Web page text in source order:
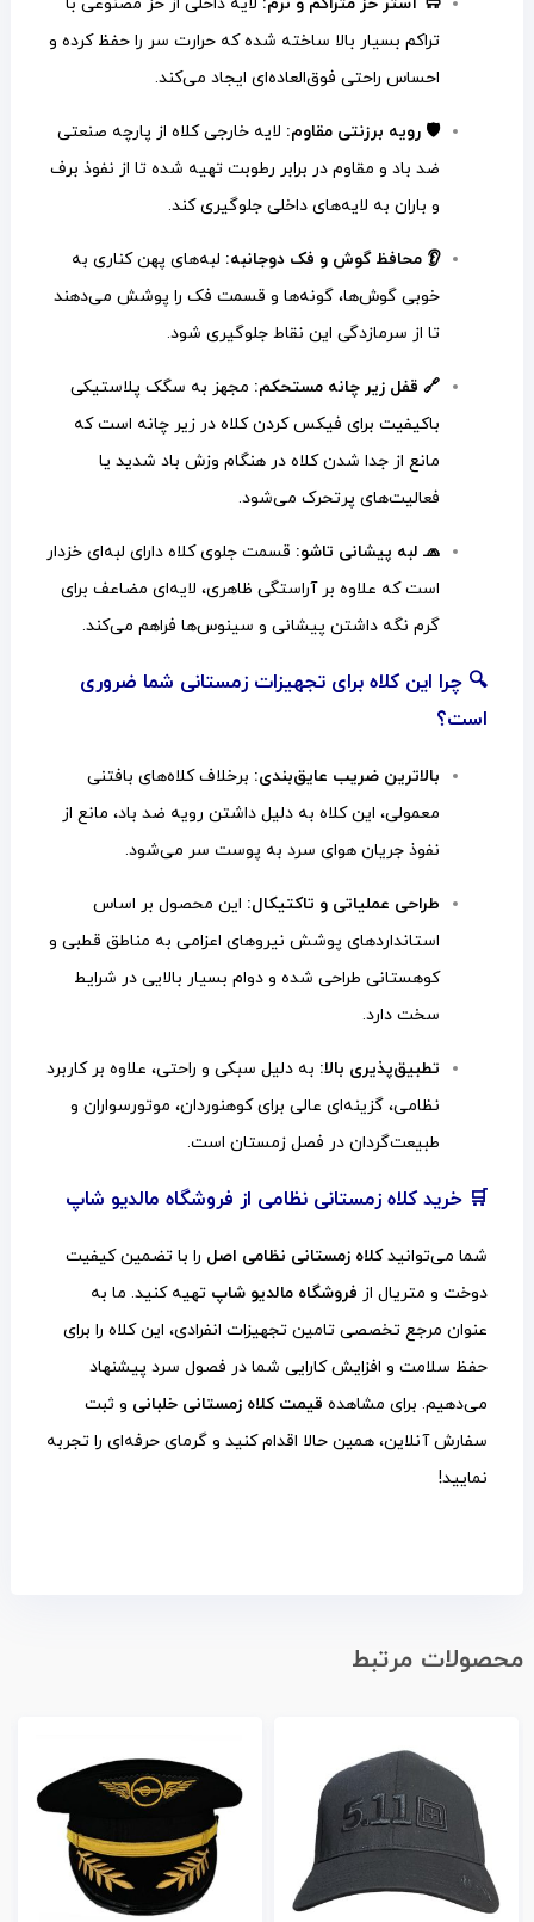
تراکم بسیار بالا ساخته شده که حرارت سر را حفظ کرده و
احساس راحتی فوق‌العاده‌ای ایجاد می‌کند.
🛡️ رویه برزنتی مقاوم: لایه خارجی کلاه از پارچه صنعتی
ضد باد و مقاوم در برابر رطوبت تهیه شده تا از نفوذ برف
و باران به لایه‌های داخلی جلوگیری کند.
👂 محافظ گوش و فک دوجانبه: لبه‌های پهن کناری به
خوبی گوش‌ها، گونه‌ها و قسمت فک را پوشش می‌دهند
تا از سرمازدگی این نقاط جلوگیری شود.
🔗 قفل زیر چانه مستحکم: مجهز به سگک پلاستیکی
باکیفیت برای فیکس کردن کلاه در زیر چانه است که
مانع از جدا شدن کلاه در هنگام وزش باد شدید یا
فعالیت‌های پرتحرک می‌شود.
🧢 لبه پیشانی تاشو: قسمت جلوی کلاه دارای لبه‌ای خزدار
است که علاوه بر آراستگی ظاهری، لایه‌ای مضاعف برای
گرم نگه داشتن پیشانی و سینوس‌ها فراهم می‌کند.
🔍 چرا این کلاه برای تجهیزات زمستانی شما ضروری
است؟
بالاترین ضریب عایق‌بندی: برخلاف کلاه‌های بافتنی
معمولی، این کلاه به دلیل داشتن رویه ضد باد، مانع از
نفوذ جریان هوای سرد به پوست سر می‌شود.
طراحی عملیاتی و تاکتیکال: این محصول بر اساس
استانداردهای پوشش نیروهای اعزامی به مناطق قطبی و
کوهستانی طراحی شده و دوام بسیار بالایی در شرایط
سخت دارد.
تطبیق‌پذیری بالا: به دلیل سبکی و راحتی، علاوه بر کاربرد
نظامی، گزینه‌ای عالی برای کوهنوردان، موتورسواران و
طبیعت‌گردان در فصل زمستان است.
🛒 خرید کلاه زمستانی نظامی از فروشگاه مالدیو شاپ
شما می‌توانیدکلاه زمستانی نظامی اصل را با تضمین کیفیت
دوخت و متریال از فروشگاه مالدیو شاپ تهیه کنید. ما به
عنوان مرجع تخصصی تامین تجهیزات انفرادی، این کلاه را برای
حفظ سلامت و افزایش کارایی شما در فصول سرد پیشنهاد
می‌دهیم. برای مشاهده قیمت کلاه زمستانی خلبانی و ثبت
سفارش آنلاین، همین حالا اقدام کنید و گرمای حرفه‌ای را تجربه
نمایید!
محصولات مرتبط